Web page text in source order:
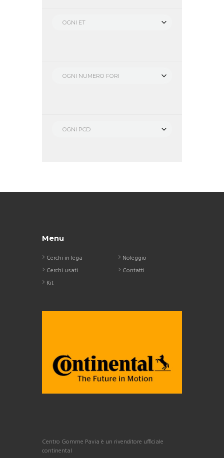
OGNI ET
OGNI NUMERO FORI
OGNI PCD
Menu
Cerchi in lega
Cerchi usati
Kit
Noleggio
Contatti
Centro Gomme Pavia è un rivenditore ufficiale
continental